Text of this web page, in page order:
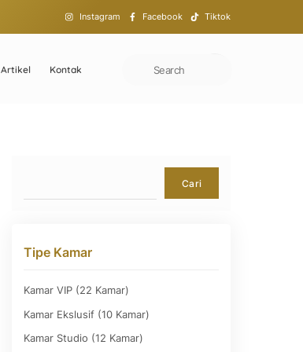
Instagram Facebook Tiktok
Artikel Kontak
Cari
Tipe Kamar
Kamar VIP (22 Kamar)
Kamar Ekslusif (10 Kamar)
Kamar Studio (12 Kamar)